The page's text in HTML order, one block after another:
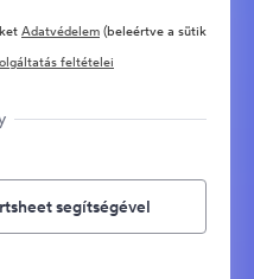
Adatvédelem(beleértve a sütik
feltételei
segítségével